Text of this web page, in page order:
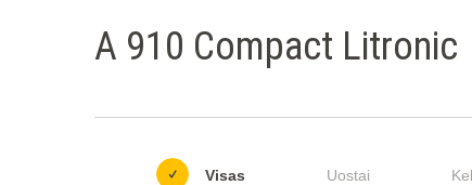
A 910 Compact Litronic
Visas Uostai